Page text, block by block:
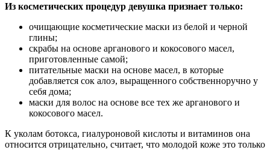
Из косметических процедур девушка признает только:
очищающие косметические маски из белой и черной
глины;
скрабы на основе арганового и кокосового масел,
приготовленные самой;
питательные маски на основе масел, в которые
добавляется сок алоэ, выращенного собственноручно у
себя дома;
маски для волос на основе все тех же арганового и
кокосового масел.
К уколам ботокса, гиалуроновой кислоты и витаминов она
относится отрицательно, считает, что молодой коже это только